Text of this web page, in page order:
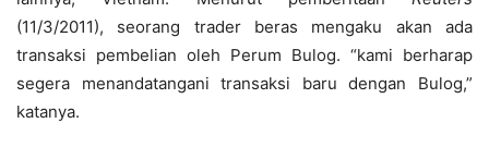
(11/3/2011), seorang trader beras mengaku akan ada
transaksi pembelian oleh Perum Bulog. “kami berharap
segera menandatangani transaksi baru dengan Bulog,”
katanya.